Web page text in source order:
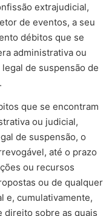
extrajudicial,
de eventos, a seu
débitos que se
administrativa ou
de suspensão de
que se encontram
ou judicial,
de suspensão, o
até o prazo
ou recursos
ou de qualquer
e, cumulativamente,
direito sobre as quais